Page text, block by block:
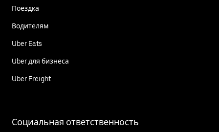
Поездка
Водителям
Uber Eats
Uber для бизнеса
Uber Freight
Социальная ответственность